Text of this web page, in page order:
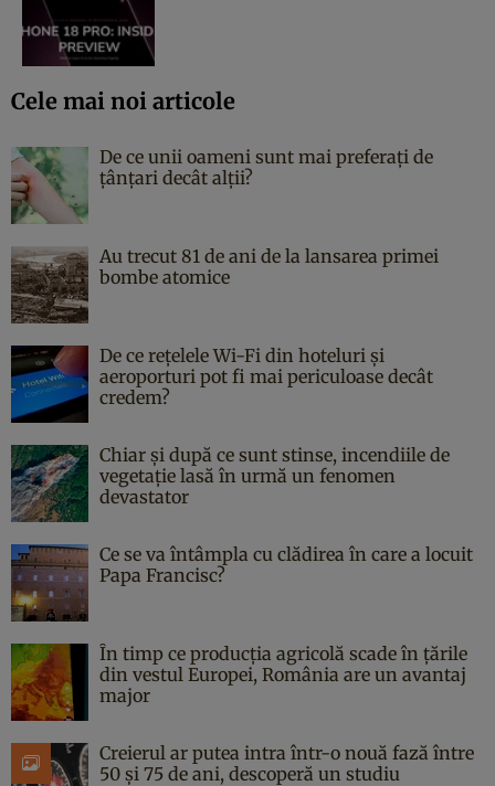
Cele mai noi articole
De ce unii oameni sunt mai preferați de
țânțari decât alții?
Au trecut 81 de ani de la lansarea primei
bombe atomice
De ce rețelele Wi-Fi din hoteluri și
aeroporturi pot fi mai periculoase decât
credem?
Chiar și după ce sunt stinse, incendiile de
vegetație lasă în urmă un fenomen
devastator
Ce se va întâmpla cu clădirea în care a locuit
Papa Francisc?
În timp ce producția agricolă scade în țările
din vestul Europei, România are un avantaj
major
Creierul ar putea intra într-o nouă fază între
50 și 75 de ani, descoperă un studiu